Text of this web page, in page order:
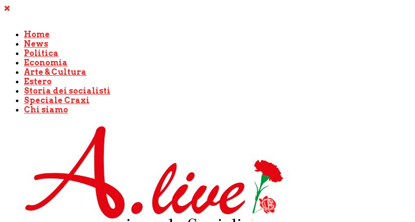
Home
News
Politica
Economia
Arte & Cultura
Estero
Storia dei socialisti
Speciale Craxi
Chi siamo